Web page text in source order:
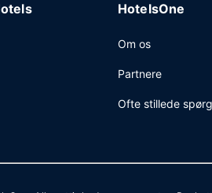
HotelsOne
Om os
Partnere
Ofte stillede